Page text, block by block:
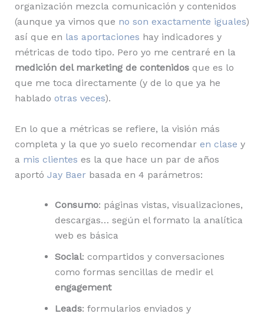
organización mezcla comunicación y contenidos
(aunque ya vimos que no son exactamente iguales)
así que en las aportaciones hay indicadores y
métricas de todo tipo. Pero yo me centraré en la
medición del marketing de contenidosque es lo
que me toca directamente (y de lo que ya he
hablado otras veces).
En lo que a métricas se refiere, la visión más
completa y la que yo suelo recomendar en clase y
a mis clientes es la que hace un par de años
aportó Jay Baerbasada en 4 parámetros:
Consumo: páginas vistas, visualizaciones,
descargas… según el formato la analítica
web es básica
Social: compartidos y conversaciones
como formas sencillas de medir el
engagement
Leads: formularios enviados y